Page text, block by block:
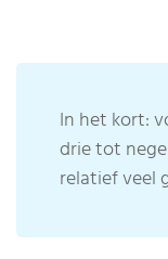
In het kort:
drie tot
relatief veel